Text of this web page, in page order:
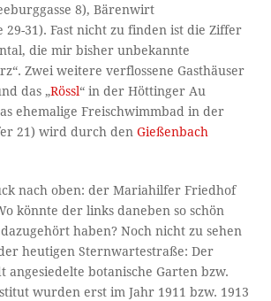
8), Bärenwirt
29-31). Fast nicht zu finden ist die Ziffer
die mir bisher unbekannte
Zwei weitere verflossene Gasthäuser
das „Rössl“ in der Höttinger Au
ehemalige Freischwimmbad in der
21) wird durch denGießenbach
nach oben: der Mariahilfer Friedhof
könnte der links daneben so schön
haben? Noch nicht zu sehen
heutigen Sternwartestraße: Der
angesiedelte botanische Garten bzw.
wurden erst im Jahr 1911 bzw. 1913